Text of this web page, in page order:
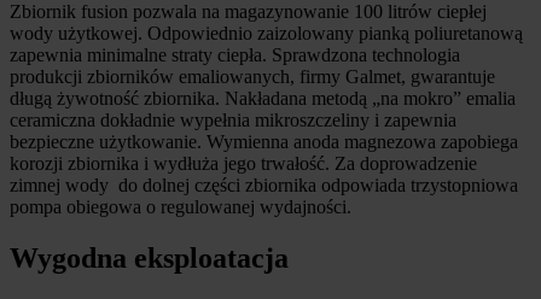
Zbiornik fusion pozwala na magazynowanie 100 litrów ciepłej
wody użytkowej. Odpowiednio zaizolowany pianką poliuretanową
zapewnia minimalne straty ciepła. Sprawdzona technologia
produkcji zbiorników emaliowanych, firmy Galmet, gwarantuje
długą żywotność zbiornika. Nakładana metodą „na mokro” emalia
ceramiczna dokładnie wypełnia mikroszczeliny i zapewnia
bezpieczne użytkowanie. Wymienna anoda magnezowa zapobiega
korozji zbiornika i wydłuża jego trwałość. Za doprowadzenie
zimnej wody do dolnej części zbiornika odpowiada trzystopniowa
pompa obiegowa o regulowanej wydajności.
Wygodna eksploatacja